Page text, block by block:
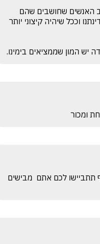
יש המון שממציאים בימינו.
ומכור